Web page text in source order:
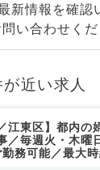
新情報を確認
問い合わせく
近い求人
江東区】都内の
／毎週火・木曜
務可能／最大